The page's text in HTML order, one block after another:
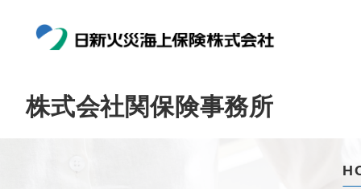
株式会社関保険事務所